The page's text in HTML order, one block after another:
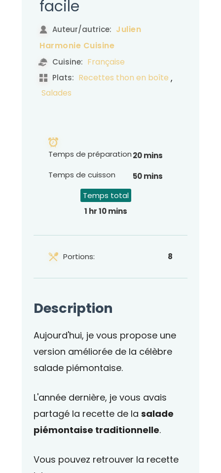
facile
Auteur/autrice: Julien
Harmonie Cuisine
Cuisine: Française
Plats: Recettes thon en boîte ,
Salades
Temps de préparation20 mins
Temps de cuisson
50 mins
Temps total
1 hr 10 mins
Portions: 8
Description
Aujourd'hui, je vous propose une
version améliorée de la célèbre
salade piémontaise.
L'année dernière, je vous avais
partagé la recette de la salade
piémontaise traditionnelle.
Vous pouvez retrouver la recette